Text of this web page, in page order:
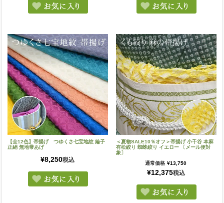
【全12色】帯揚げ つゆくさ七宝地紋 綸子
正絹 無地帯あげ
¥8,250税込
＜夏物SALE10％オフ＞帯揚げ 小千谷 本麻
有松絞り 蜘蛛絞り イエロー 〔メール便対
象〕
通常価格 ¥13,750
¥12,375税込